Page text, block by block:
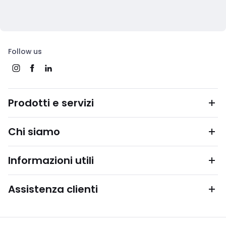
Follow us
Prodotti e servizi
Chi siamo
Informazioni utili
Assistenza clienti